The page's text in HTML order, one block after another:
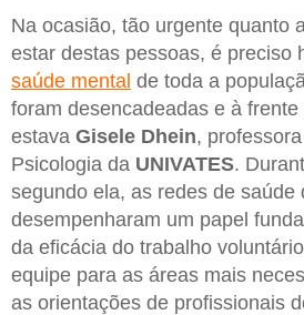
Na ocasião, tão urgente quanto
estar destas pessoas, é preciso
saúde mental de toda a
foram desencadeadas e à
estava Gisele Dhein,
Psicologia da UNIVATES.
segundo ela, as redes de saúde
desempenharam um papel
da eficácia do trabalho
equipe para as áreas mais
as orientações de profissionais